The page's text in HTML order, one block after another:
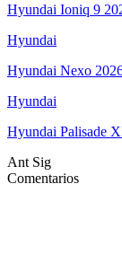
Hyundai Ioniq 9
Hyundai
Hyundai Nexo
Hyundai
Hyundai Palisade
Ant Sig
Comentarios